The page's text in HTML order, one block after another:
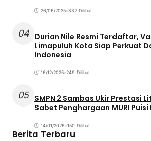
26/06/2025•332 Dilihat
04 Durian Nile Resmi Terdaftar,
Limapuluh Kota Siap Perkuat
Indonesia
16/12/2025•249 Dilihat
05 SMPN 2 Sambas Ukir Prestasi
Sabet Penghargaan MURI
14/01/2026•150 Dilihat
Berita Terbaru